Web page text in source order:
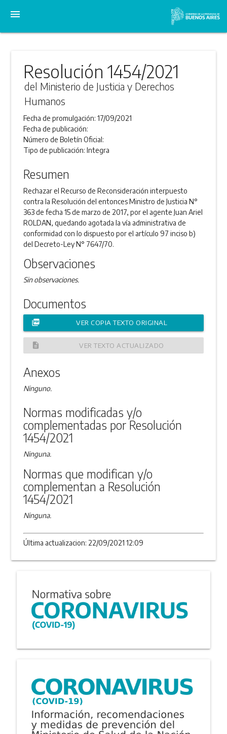
menu
Resolución 1454/2021
del Ministerio de Justicia y Derechos
Humanos
Fecha de promulgación:17/09/2021
Fecha de publicación:
Número de Boletín Oficial:
Tipo de publicación:Integra
Resumen
Rechazar el Recurso de Reconsideración interpuesto
contra la Resolución del entonces Ministro de Justicia N°
363 de fecha 15 de marzo de 2017, por el agente Juan Ariel
ROLDAN, quedando agotada la vía administrativa de
conformidad con lo dispuesto por el artículo 97 inciso b)
del Decreto-Ley N° 7647/70.
Observaciones
Sin observaciones.
Documentos
picture_as_pdf VER COPIA TEXTO ORIGINAL
description VER TEXTO ACTUALIZADO
Anexos
Ninguno.
Normas modificadas y/o
complementadas por Resolución
1454/2021
Ninguna.
Normas que modifican y/o
complementan a Resolución
1454/2021
Ninguna.
Última actualizacion: 22/09/2021 12:09